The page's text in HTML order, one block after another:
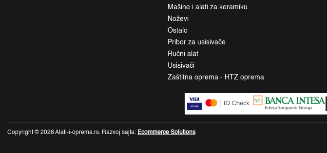
Mašine i alati za keramiku
Noževi
Ostalo
Pribor za usisivače
Ručni alat
Usisivači
Zaštitna oprema - HTZ oprema
Copyright © 2026 Alati-i-oprema.rs. Razvoj sajta: Ecommerce Solutions